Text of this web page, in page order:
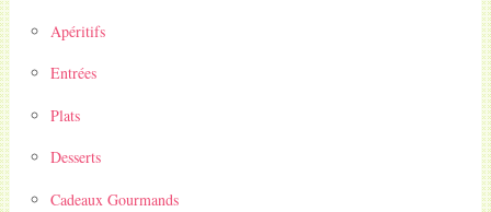
Apéritifs
Entrées
Plats
Desserts
Cadeaux Gourmands